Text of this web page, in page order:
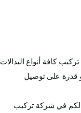
كافة أنواع البدالات
و قدرة على توصيل
لكم في شركة تركيب